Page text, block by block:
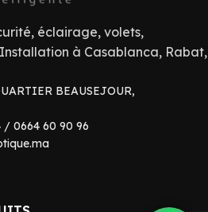
éclairage, volets,
à Casablanca, Rabat,
BEAUSEJOUR,
/ 0664 60 90 96